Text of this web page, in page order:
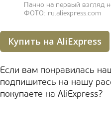
Панно на первый взгляд
ФОТО: ru.aliexpress.com
Купить на AliExpress
Если вам понравилась
подпишитесь на нашу
покупаете на AliExpress?